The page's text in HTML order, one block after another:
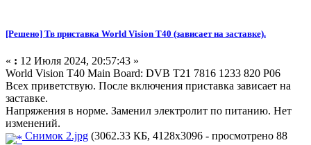
[Решено] Тв приставка World Vision T40 (зависает на заставке).
« : 12 Июля 2024, 20:57:43 »
World Vision T40 Main Board: DVB T21 7816 1233 820 P06
Всех приветствую. После включения приставка зависает на
заставке.
Напряжения в норме. Заменил электролит по питанию. Нет
изменений.
Снимок 2.jpg (3062.33 КБ, 4128x3096 - просмотрено 88